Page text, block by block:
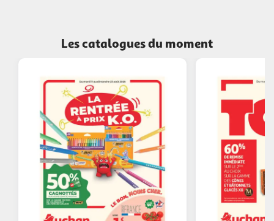
Les catalogues du moment